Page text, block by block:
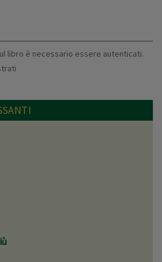
libro è necessario essere autenticati.